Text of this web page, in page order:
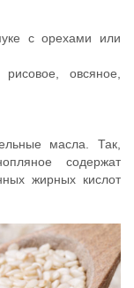
с орехами или
овсяное,
масла. Так,
содержат
жирных кислот